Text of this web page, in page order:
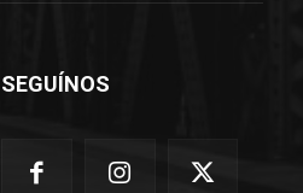
SEGUÍNOS